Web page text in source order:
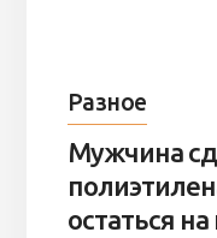
Разное
Мужчина
остаться на